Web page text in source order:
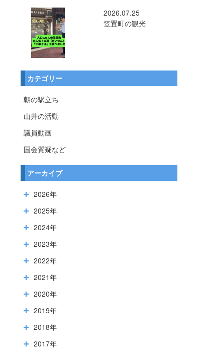
2026.07.25
笠置町の観光
カテゴリー
朝の駅立ち
山井の活動
議員動画
国会質疑など
アーカイブ
2026年
2025年
2024年
2023年
2022年
2021年
2020年
2019年
2018年
2017年